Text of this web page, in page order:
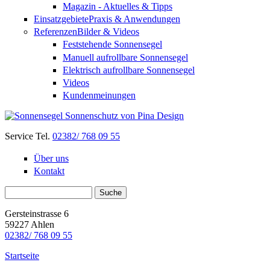
Magazin - Aktuelles & Tipps
EinsatzgebietePraxis & Anwendungen
ReferenzenBilder & Videos
Feststehende Sonnensegel
Manuell aufrollbare Sonnensegel
Elektrisch aufrollbare Sonnensegel
Videos
Kundenmeinungen
Service Tel. 02382/ 768 09 55
Über uns
Kontakt
Gersteinstrasse 6
59227 Ahlen
02382/ 768 09 55
Startseite